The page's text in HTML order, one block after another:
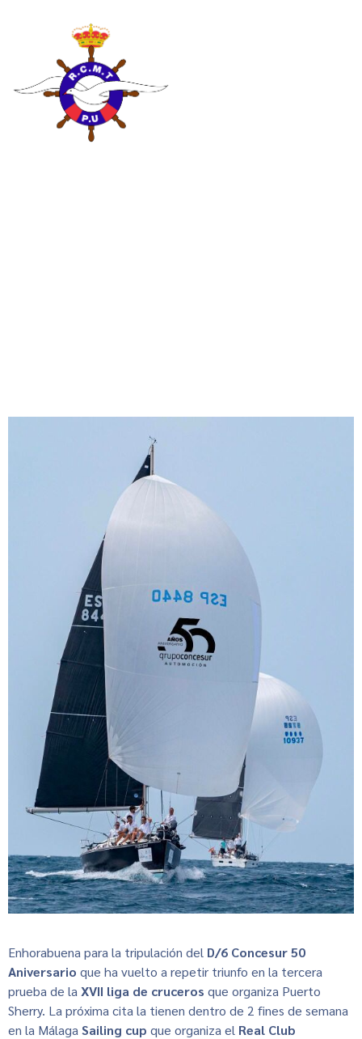
Enhorabuena para la tripulación del D/6 Concesur 50
Aniversario que ha vuelto a repetir triunfo en la tercera
prueba de la XVII liga de cruceros que organiza Puerto
Sherry. La próxima cita la tienen dentro de 2 fines de semana
en la Málaga Sailing cup que organiza el Real Club